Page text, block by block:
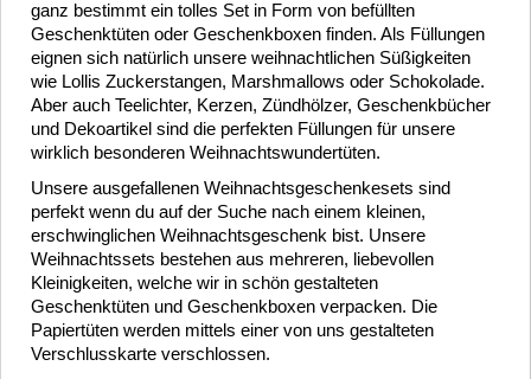
ganz bestimmt ein tolles Set in Form von befüllten
Geschenktüten oder Geschenkboxen finden. Als Füllungen
eignen sich natürlich unsere weihnachtlichen Süßigkeiten
wie Lollis Zuckerstangen, Marshmallows oder Schokolade.
Aber auch Teelichter, Kerzen, Zündhölzer, Geschenkbücher
und Dekoartikel sind die perfekten Füllungen für unsere
wirklich besonderen Weihnachtswundertüten.
Unsere ausgefallenen Weihnachtsgeschenkesets sind
perfekt wenn du auf der Suche nach einem kleinen,
erschwinglichen Weihnachtsgeschenk bist. Unsere
Weihnachtssets bestehen aus mehreren, liebevollen
Kleinigkeiten, welche wir in schön gestalteten
Geschenktüten und Geschenkboxen verpacken. Die
Papiertüten werden mittels einer von uns gestalteten
Verschlusskarte verschlossen.